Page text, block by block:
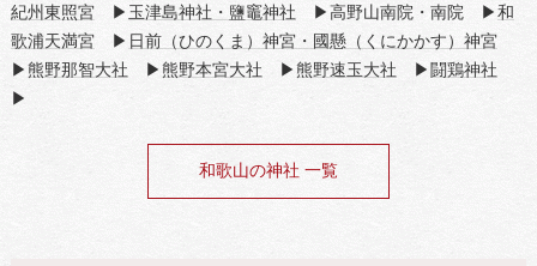
紀州東照宮▶ 玉津島神社・鹽竈神社 ▶高野山南院・南院 ▶ 和
歌浦天満宮▶ 日前（ひのくま）神宮・國懸（くにかかす）神宮
▶ 熊野那智大社 ▶ 熊野本宮大社 ▶ 熊野速玉大社 ▶ 闘鶏神社
▶
和歌山の神社 一覧